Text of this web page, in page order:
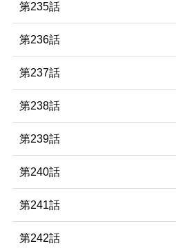
第235話
第236話
第237話
第238話
第239話
第240話
第241話
第242話